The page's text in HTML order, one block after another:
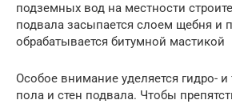
подземных вод на местности
подвала засыпается слоем щебня и
обрабатывается битумной мастикой
Особое внимание уделяется гидро-
пола и стен подвала. Чтобы